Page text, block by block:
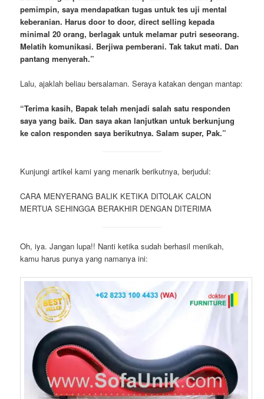
pemimpin, saya mendapatkan tugas untuk tes uji mental
keberanian. Harus door to door, direct selling kepada
minimal 20 orang, berlagak untuk melamar putri seseorang.
Melatih komunikasi. Berjiwa pemberani. Tak takut mati. Dan
pantang menyerah.”
Lalu, ajaklah beliau bersalaman. Seraya katakan dengan mantap:
“Terima kasih, Bapak telah menjadi salah satu responden
saya yang baik. Dan saya akan lanjutkan untuk berkunjung
ke calon responden saya berikutnya. Salam super, Pak.”
Kunjungi artikel kami yang menarik berikutnya, berjudul:
CARA MENYERANG BALIK KETIKA DITOLAK CALON
MERTUA SEHINGGA BERAKHIR DENGAN DITERIMA
Oh, iya. Jangan lupa!! Nanti ketika sudah berhasil menikah,
kamu harus punya yang namanya ini: